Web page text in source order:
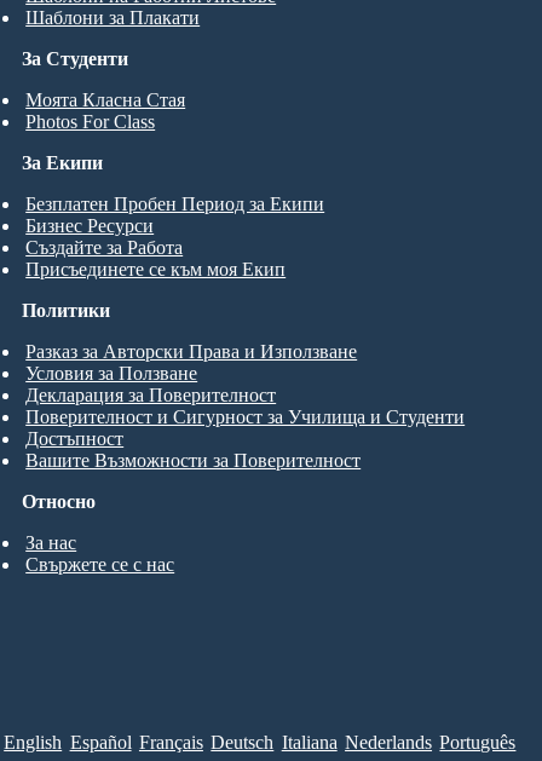
За Студенти
Моята Класна Стая
Photos For Class
Шаблони за Плакати
За Екипи
Безплатен Пробен Период за Екипи
Бизнес Ресурси
Създайте за Работа
Присъединете се към моя Екип
Относно
За нас
Свържете се с нас
Политики
Разказ за Авторски Права и Използване
Условия за Ползване
Декларация за Поверителност
Поверителност и Сигурност за Училища и Студенти
Достъпност
Вашите Възможности за Поверителност
English Español Français Deutsch Italiana Nederlands Português